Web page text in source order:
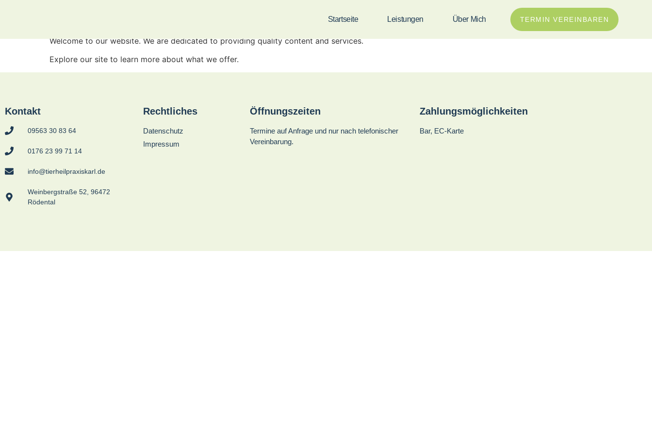
Startseite Leistungen Über Mich TERMIN VEREINBAREN
Welcome to our website. We are dedicated to providing quality content and services.
Explore our site to learn more about what we offer.
Kontakt
09563 30 83 64
0176 23 99 71 14
info@tierheilpraxiskarl.de
Weinbergstraße 52, 96472
Rödental
Rechtliches
Datenschutz
Impressum
Öffnungszeiten
Termine auf Anfrage und nur nach telefonischer
Vereinbarung.
Zahlungsmöglichkeiten
Bar, EC-Karte